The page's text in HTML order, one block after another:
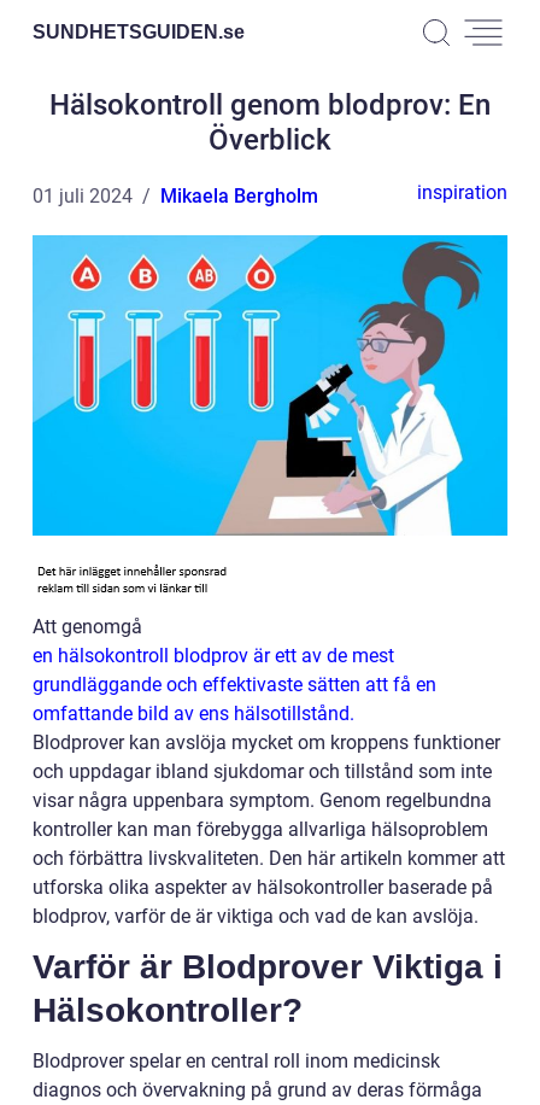
SUNDHETSGUIDEN.se
Hälsokontroll genom blodprov: En
Överblick
01 juli 2024 Mikaela Bergholm inspiration
Att genomgå
en hälsokontroll blodprov är ett av de mest
grundläggande och effektivaste sätten att få en
omfattande bild av ens hälsotillstånd.
Blodprover kan avslöja mycket om kroppens funktioner
och uppdagar ibland sjukdomar och tillstånd som inte
visar några uppenbara symptom. Genom regelbundna
kontroller kan man förebygga allvarliga hälsoproblem
och förbättra livskvaliteten. Den här artikeln kommer att
utforska olika aspekter av hälsokontroller baserade på
blodprov, varför de är viktiga och vad de kan avslöja.
Varför är Blodprover Viktiga i
Hälsokontroller?
Blodprover spelar en central roll inom medicinsk
diagnos och övervakning på grund av deras förmåga